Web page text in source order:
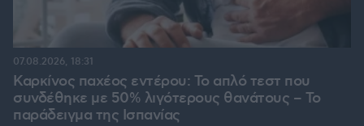
Καρκίνος παχέος εντέρου: Το απλό τεστ που
συνδέθηκε με 50% λιγότερους θανάτους – Το
παράδειγμα της Ισπανίας
07.08.2026, 18:31